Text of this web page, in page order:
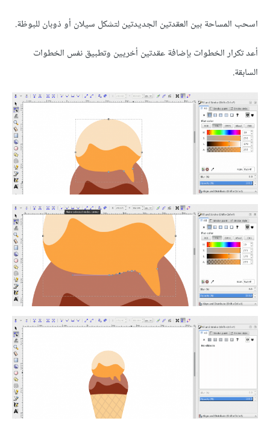
اسحب المساحة بين العقدتين الجديدتين لتشكل سيلان أو ذوبان للبوظة.
أعد تكرار الخطوات بإضافة عقدتين أخريين وتطبيق نفس الخطوات
السابقة.